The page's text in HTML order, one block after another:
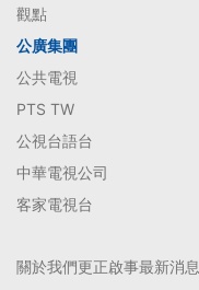
觀點
公廣集團
公共電視
PTS TW
公視台語台
中華電視公司
客家電視台
關於我們更正啟事最新消息